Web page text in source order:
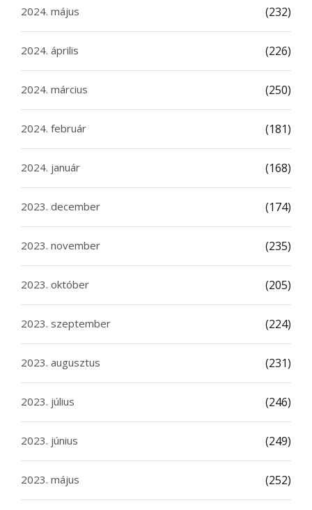
2024. május (232)
2024. április (226)
2024. március (250)
2024. február (181)
2024. január (168)
2023. december (174)
2023. november (235)
2023. október (205)
2023. szeptember (224)
2023. augusztus (231)
2023. július (246)
2023. június (249)
2023. május (252)